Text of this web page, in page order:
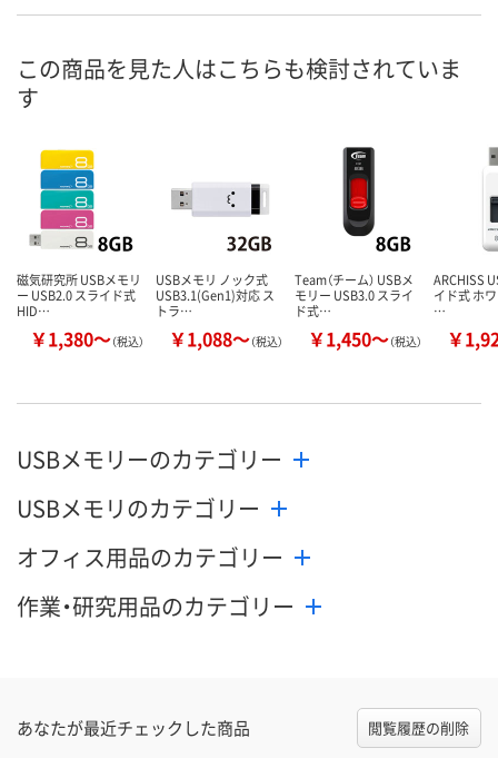
お申込番
在庫 1点 あり 4点
カゴへ カ
この商品を見た人はこちらも検討されていま
す
磁気研究所 USBメモリ
ー USB2.0 スライド式
HID…
￥1,380～（税込）
USBメモリ ノック式
USB3.1(Gen1)対応 ス
トラ…
￥1,088～（税込）
Team（チーム） USBメ
モリー USB3.0 スライ
ド式…
￥1,450～（税込）
ARCHISS
イド式 ホ
…
￥
USBメモリーのカテゴリー
USBメモリのカテゴリー
オフィス用品のカテゴリー
作業・研究用品のカテゴリー
あなたが最近チェックした商品 閲覧履歴の削除